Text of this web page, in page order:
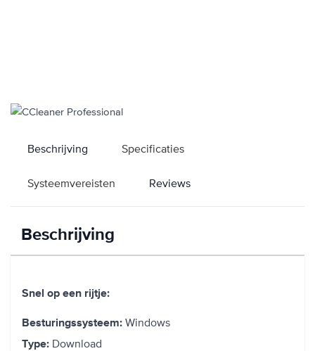
Beschrijving Specificaties
Systeemvereisten Reviews
Beschrijving
Snel op een rijtje:
Besturingssysteem: Windows
Type: Download